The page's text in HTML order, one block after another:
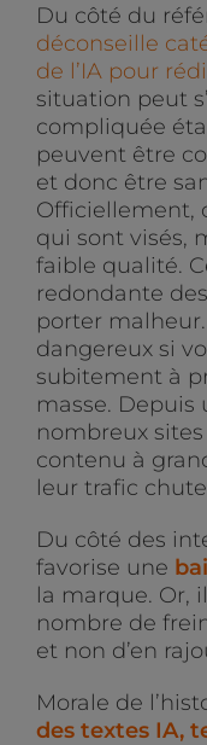
Du côté du
déconseille
de l’IA pour
situation peut
compliquée
peuvent être
et donc être
Officiellement,
qui sont visés,
faible qualité.
redondante
porter
dangereux si
subitement à
masse. Depuis
nombreux
contenu à
leur trafic
Du côté des
favorise une
la marque. Or,
nombre de
et non d’en
Morale de
des textes IA,